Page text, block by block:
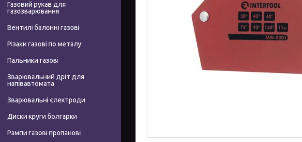
Газовий рукав для
газозварювання
Вентилі балонні газові
Різаки газові по металу
Пальники газові
Зварювальний дріт для
напівавтомата
Зварювальні єлектроди
Диски круги болгарки
Рампи газові пропанові